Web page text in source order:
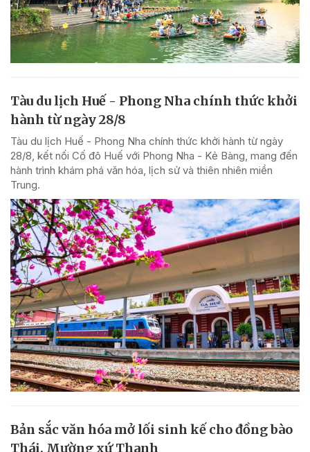
Tàu du lịch Huế - Phong Nha chính thức khởi
hành từ ngày 28/8
Tàu du lịch Huế - Phong Nha chính thức khởi hành từ ngày
28/8, kết nối Cố đô Huế với Phong Nha - Kẻ Bàng, mang đến
hành trình khám phá văn hóa, lịch sử và thiên nhiên miền
Trung.
Bản sắc văn hóa mở lối sinh kế cho đồng bào
Thái, Mường xứ Thanh